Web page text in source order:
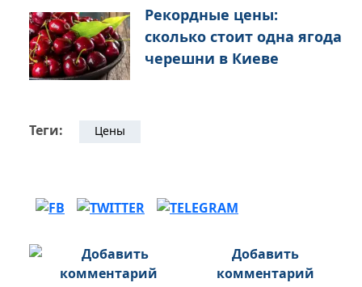
Рекордные цены:
сколько стоит одна ягода
черешни в Киеве
Теги: Цены
Добавить
комментарий